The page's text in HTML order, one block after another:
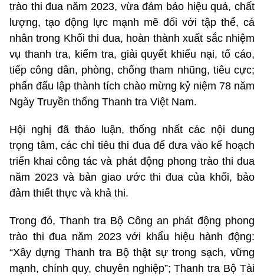
trào thi đua năm 2023, vừa đảm bảo hiệu quả, chất
lượng, tạo động lực mạnh mẽ đối với tập thể, cá
nhân trong Khối thi đua, hoàn thành xuất sắc nhiệm
vụ thanh tra, kiểm tra, giải quyết khiếu nại, tố cáo,
tiếp công dân, phòng, chống tham nhũng, tiêu cực;
phấn đấu lập thành tích chào mừng kỷ niệm 78 năm
Ngày Truyền thống Thanh tra Việt Nam.
Hội nghị đã thảo luận, thống nhất các nội dung
trọng tâm, các chỉ tiêu thi đua để đưa vào kế hoạch
triển khai công tác và phát động phong trào thi đua
năm 2023 và bản giao ước thi đua của khối, bảo
đảm thiết thực và khả thi.
Trong đó, Thanh tra Bộ Công an phát động phong
trào thi đua năm 2023 với khẩu hiệu hành động:
“Xây dựng Thanh tra Bộ thật sự trong sạch, vững
mạnh, chính quy, chuyên nghiệp”; Thanh tra Bộ Tài